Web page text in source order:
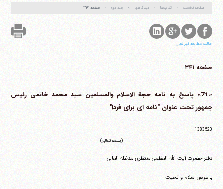
صفحه نخست کتاب‌ها دیدگاهها جلد دوم صفحه ۳۴۱
حالت مطالعه غیر فعال
صفحه ۳۴۱
«71» پاسخ به نامه حجة الاسلام والمسلمین سید محمد خاتمی رئیس
جمهور تحت عنوان "نامه ای برای فردا"
1383520
(بسمه تعالی)
دفتر حضرت آیت الله العظمی منتظری مدظله العالی
با عرض سلام و تحیت